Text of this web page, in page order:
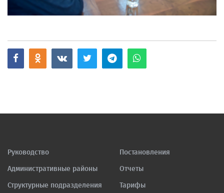
Руководство
Административные районы
Структурные подразделения
Постановления
Отчеты
Тарифы